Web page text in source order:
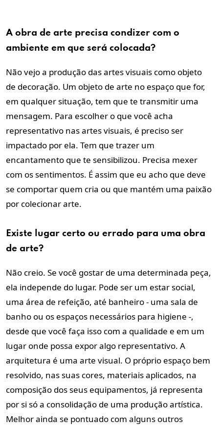
A obra de arte precisa condizer com o
ambiente em que será colocada?
Não vejo a produção das artes visuais como objeto
de decoração. Um objeto de arte no espaço que for,
em qualquer situação, tem que te transmitir uma
mensagem. Para escolher o que você acha
representativo nas artes visuais, é preciso ser
impactado por ela. Tem que trazer um
encantamento que te sensibilizou. Precisa mexer
com os sentimentos. É assim que eu acho que deve
se comportar quem cria ou que mantém uma paixão
por colecionar arte.
Existe lugar certo ou errado para uma obra
de arte?
Não creio. Se você gostar de uma determinada peça,
ela independe do lugar. Pode ser um estar social,
uma área de refeição, até banheiro - uma sala de
banho ou os espaços necessários para higiene -,
desde que você faça isso com a qualidade e em um
lugar onde possa expor algo representativo. A
arquitetura é uma arte visual. O próprio espaço bem
resolvido, nas suas cores, materiais aplicados, na
composição dos seus equipamentos, já representa
por si só a consolidação de uma produção artística.
Melhor ainda se pontuado com alguns outros